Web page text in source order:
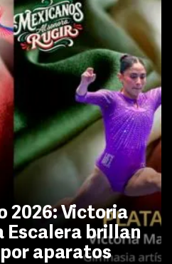
2026: Victoria
brillan
aparatos